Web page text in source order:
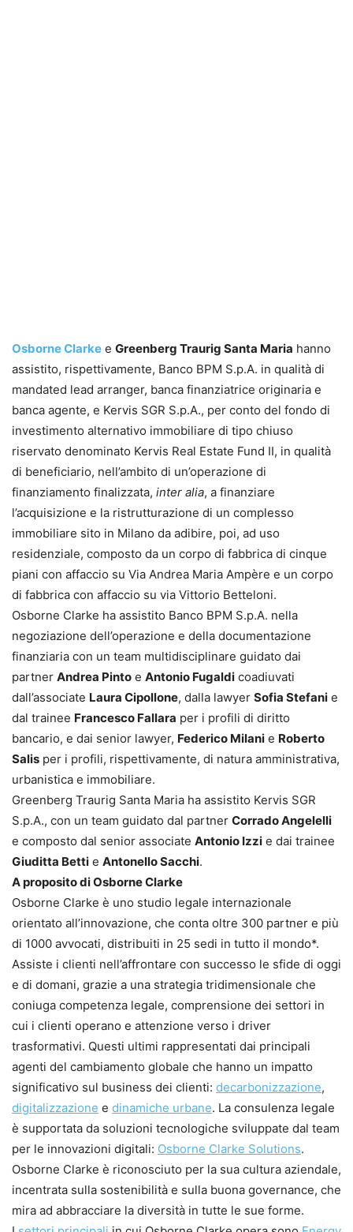
Osborne Clarke e Greenberg Traurig Santa Maria hanno
assistito, rispettivamente, Banco BPM S.p.A. in qualità di
mandated lead arranger, banca finanziatrice originaria e
banca agente, e Kervis SGR S.p.A., per conto del fondo di
investimento alternativo immobiliare di tipo chiuso
riservato denominato Kervis Real Estate Fund II, in qualità
di beneficiario, nell’ambito di un’operazione di
finanziamento finalizzata, inter alia, a finanziare
l’acquisizione e la ristrutturazione di un complesso
immobiliare sito in Milano da adibire, poi, ad uso
residenziale, composto da un corpo di fabbrica di cinque
piani con affaccio su Via Andrea Maria Ampère e un corpo
di fabbrica con affaccio su via Vittorio Betteloni.
Osborne Clarke ha assistito Banco BPM S.p.A. nella
negoziazione dell’operazione e della documentazione
finanziaria con un team multidisciplinare guidato dai
partner Andrea Pinto e Antonio Fugaldi coadiuvati
dall’associate Laura Cipollone, dalla lawyer Sofia Stefani e
dal trainee Francesco Fallara per i profili di diritto
bancario, e dai senior lawyer, Federico Milani e Roberto
Salis per i profili, rispettivamente, di natura amministrativa,
urbanistica e immobiliare.
Greenberg Traurig Santa Maria ha assistito Kervis SGR
S.p.A., con un team guidato dal partner Corrado Angelelli
e composto dal senior associate Antonio Izzi e dai trainee
Giuditta Betti e Antonello Sacchi.
A proposito di Osborne Clarke
Osborne Clarke è uno studio legale internazionale
orientato all’innovazione, che conta oltre 300 partner e più
di 1000 avvocati, distribuiti in 25 sedi in tutto il mondo*.
Assiste i clienti nell’affrontare con successo le sfide di oggi
e di domani, grazie a una strategia tridimensionale che
coniuga competenza legale, comprensione dei settori in
cui i clienti operano e attenzione verso i driver
trasformativi. Questi ultimi rappresentati dai principali
agenti del cambiamento globale che hanno un impatto
significativo sul business dei clienti: decarbonizzazione,
digitalizzazione e dinamiche urbane. La consulenza legale
è supportata da soluzioni tecnologiche sviluppate dal team
per le innovazioni digitali: Osborne Clarke Solutions.
Osborne Clarke è riconosciuto per la sua cultura aziendale,
incentrata sulla sostenibilità e sulla buona governance, che
mira ad abbracciare la diversità in tutte le sue forme.